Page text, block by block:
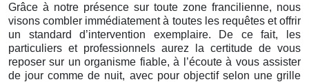
Grâce à notre présence sur toute zone francilienne, nous
visons combler immédiatement à toutes les requêtes et offrir
un standard d’intervention exemplaire. De ce fait, les
particuliers et professionnels aurez la certitude de vous
reposer sur un organisme fiable, à l’écoute à vous assister
de jour comme de nuit, avec pour objectif selon une grille